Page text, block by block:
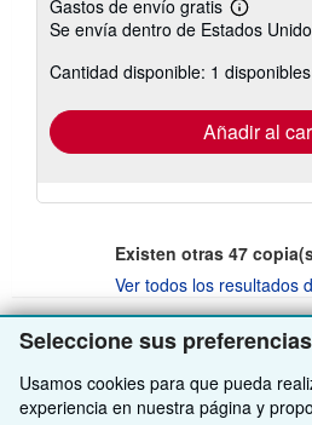
Seleccione sus
Usamos cookies para que pueda
experiencia en nuestra página y
Gastos de envío gratis
Más
las
tarifas
envío
Se envía dentro de Estados
Cantidad disponible: 1 disponibles
Añadir al
Existen otras 47
Ver todos los resultados
VOLVER AL